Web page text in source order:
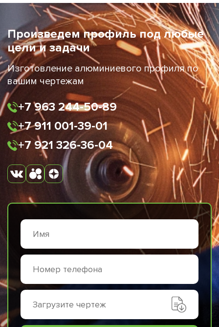
Произведем профиль под любые
цели и задачи
Изготовление алюминиевого профиля по
вашим чертежам
+7 963 244-50-89
+7 911 001-39-01
+7 921 326-36-04
Загрузите чертеж